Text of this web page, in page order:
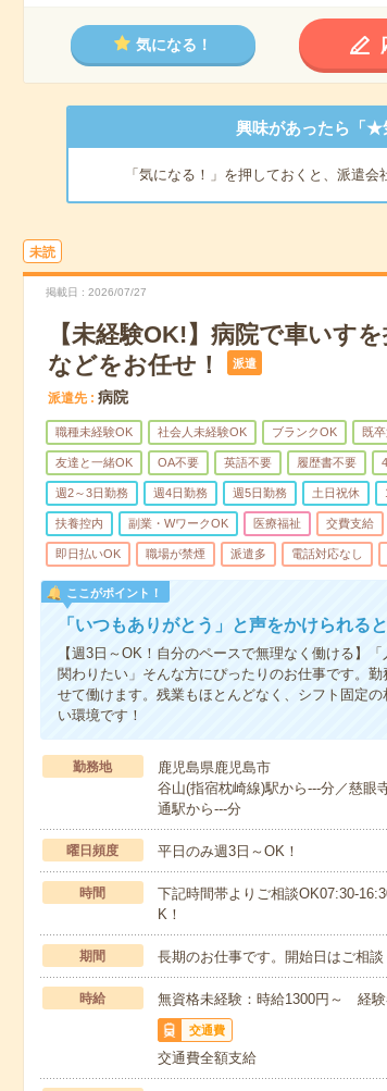
気になる！
興味があったら「★
「気になる！」を押しておくと、派遣会
未読
掲載日 2026/07/27
【未経験OK!】病院で車いす
などをお任せ！
派遣
派遣先 病院
職種未経験OK 社会人未経験OK ブランクOK 既
友達と一緒OK OA不要 英語不要 履歴書不要
週2～3日勤務 週4日勤務 週5日勤務 土日祝休
扶養控内 副業・WワークOK 医療福祉 交費支給
即日払いOK 職場が禁煙 派遣多 電話対応なし
ここがポイント！
「いつもありがとう」と声をかけられる
【週3日～OK！自分のペースで無理なく働ける】
関わりたい」そんな方にぴったりのお仕事です。
せて働けます。残業もほとんどなく、シフト固定
い環境です！
勤務地
鹿児島県鹿児島市
谷山(指宿枕崎線)駅から---分／慈眼
通駅から---分
曜日頻度 平日のみ週3日～OK！
時間
下記時間帯よりご相談OK07:30-
K！
期間 長期のお仕事です。開始日はご相
時給 無資格未経験：時給1300円～ 経
交通費
交通費全額支給